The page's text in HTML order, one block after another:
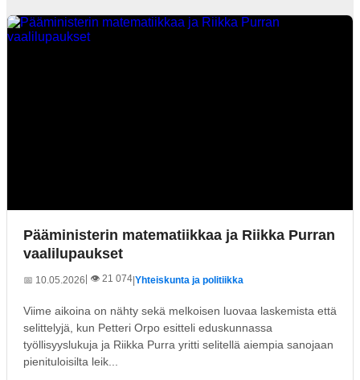
Pääministerin matematiikkaa ja Riikka Purran
vaalilupaukset
📅 10.05.2026 | 👁️ 21 074|Yhteiskunta ja politiikka
Viime aikoina on nähty sekä melkoisen luovaa laskemista että
selittelyjä, kun Petteri Orpo esitteli eduskunnassa
työllisyyslukuja ja Riikka Purra yritti selitellä aiempia sanojaan
pienituloisilta leik...